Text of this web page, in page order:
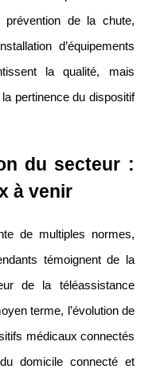
prévention de la chute,
d’équipements
la qualité, mais
pertinence du dispositif
du secteur :
à venir
de multiples normes,
témoignent de la
de la téléassistance
terme, l’évolution de
médicaux connectés
domicile connecté et